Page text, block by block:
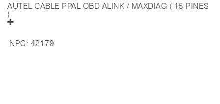
AUTEL CABLE PPAL OBD ALINK / MAXDIAG ( 15 PINES
)
NPC: 42179